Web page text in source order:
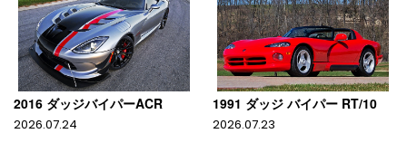
2016 ダッジバイパーACR
2026.07.24
1991 ダッジ バイパー RT/10
2026.07.23